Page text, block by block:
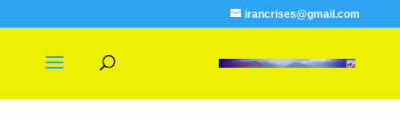
irancrises@gmail.com